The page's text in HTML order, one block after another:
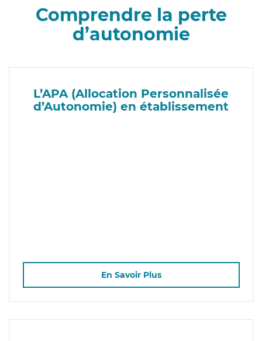
Comprendre la perte
d’autonomie
L’APA (Allocation Personnalisée
d’Autonomie) en établissement
En Savoir Plus